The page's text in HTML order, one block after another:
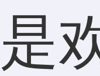
是